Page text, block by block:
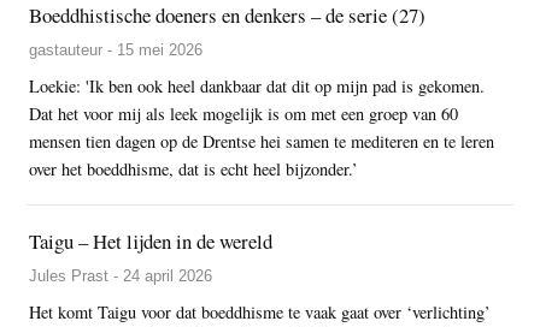
Boeddhistische doeners en denkers – de serie (27)
gastauteur - 15 mei 2026
Loekie: 'Ik ben ook heel dankbaar dat dit op mijn pad is gekomen.
Dat het voor mij als leek mogelijk is om met een groep van 60
mensen tien dagen op de Drentse hei samen te mediteren en te leren
over het boeddhisme, dat is echt heel bijzonder.’
Taigu – Het lijden in de wereld
Jules Prast - 24 april 2026
Het komt Taigu voor dat boeddhisme te vaak gaat over ‘verlichting’